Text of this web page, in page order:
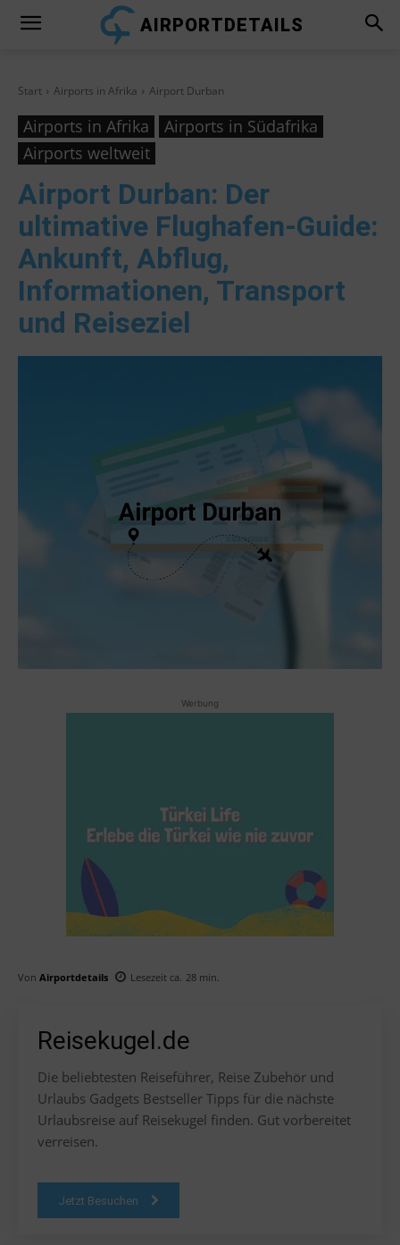
AIRPORTDETAILS
Start Airports in Afrika Airport Durban
Airports in Afrika
Airports in Südafrika
Airports weltweit
Airport Durban: Der
ultimative Flughafen-Guide:
Ankunft, Abflug,
Informationen, Transport
und Reiseziel
Werbung
Von Airportdetails Lesezeit ca. 28 min.
Reisekugel.de
Die beliebtesten Reiseführer, Reise Zubehör und
Urlaubs Gadgets Bestseller Tipps für die nächste
Urlaubsreise auf Reisekugel finden. Gut vorbereitet
verreisen.
Jetzt Besuchen